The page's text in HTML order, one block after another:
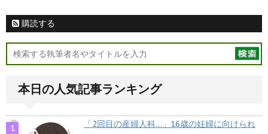
購読する
本日の人気記事ランキング
「2回目の産婦人科…」16歳の妊婦に向けられ